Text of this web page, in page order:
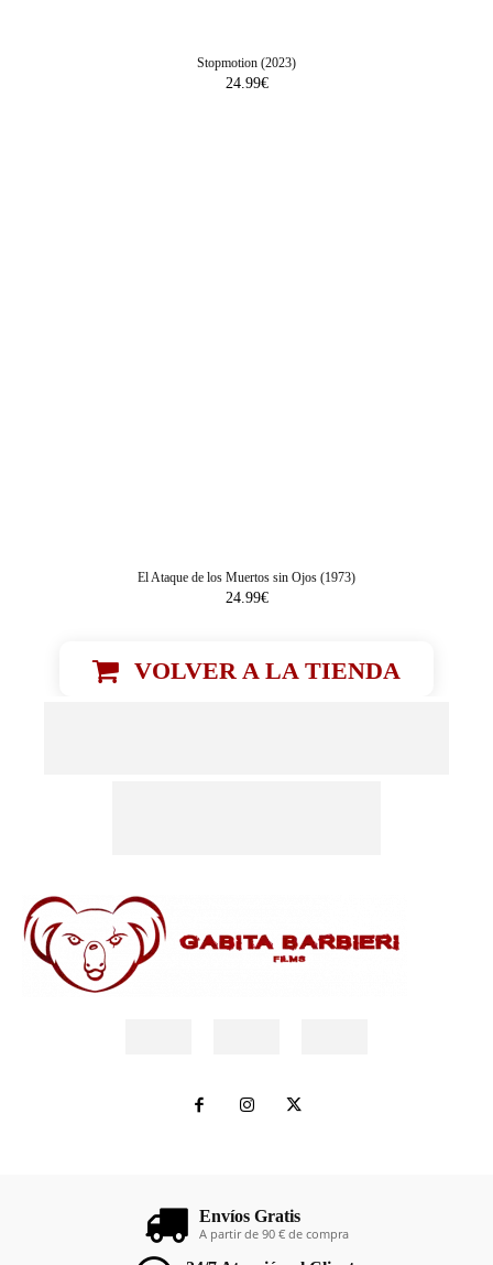
Stopmotion (2023)
24.99€
El Ataque de los Muertos sin Ojos (1973)
24.99€
VOLVER A LA TIENDA
Envíos Gratis
A partir de 90 € de compra